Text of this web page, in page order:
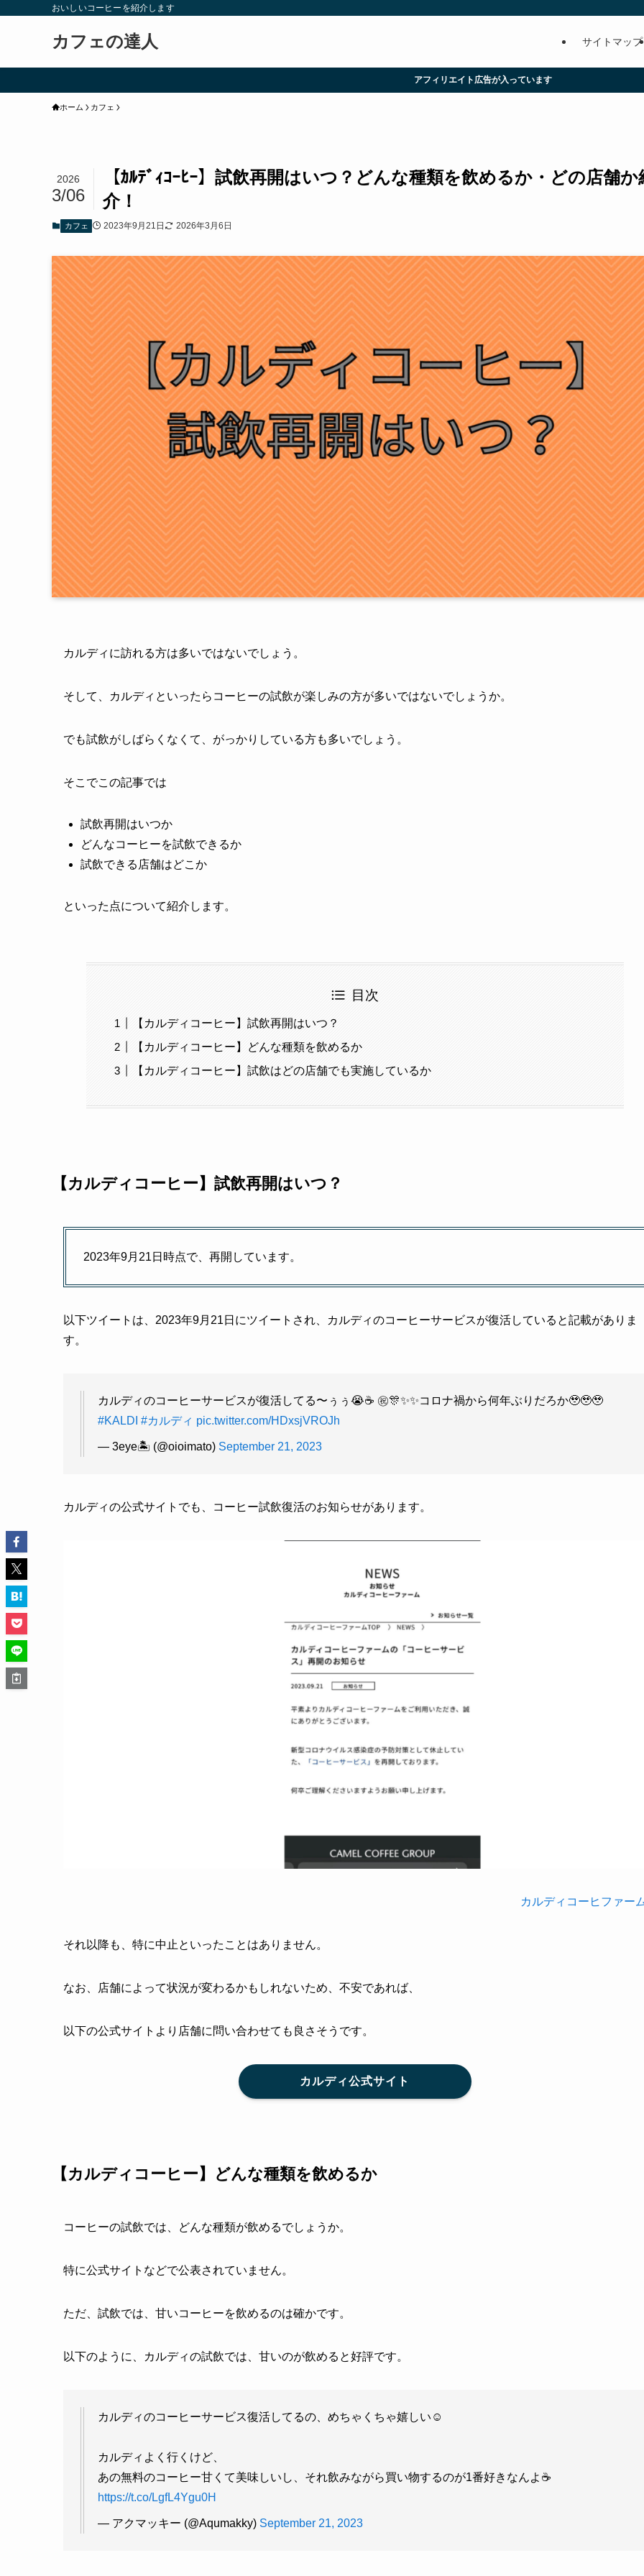
おいしいコーヒーを紹介します
カフェの達人 サイトマップ
アフィリエイト広告が入っています
ホーム カフェ
【ｶﾙﾃﾞｨｺｰﾋｰ】試飲再開はいつ？どんな種類を飲めるか・どの店舗か
介！
2026
3/06
カフェ 2023年9月21日 2026年3月6日
カルディに訪れる方は多いではないでしょう。
そして、カルディといったらコーヒーの試飲が楽しみの方が多いではないでしょうか。
でも試飲がしばらくなくて、がっかりしている方も多いでしょう。
そこでこの記事では
試飲再開はいつか
どんなコーヒーを試飲できるか
試飲できる店舗はどこか
といった点について紹介します。
目次
【カルディコーヒー】試飲再開はいつ？
【カルディコーヒー】どんな種類を飲めるか
【カルディコーヒー】試飲はどの店舗でも実施しているか
【カルディコーヒー】試飲再開はいつ？
2023年9月21日時点で、再開しています。
以下ツイートは、2023年9月21日にツイートされ、カルディのコーヒーサービスが復活していると記載がありま
す。
カルディのコーヒーサービスが復活してる〜ぅぅ😭☕️ ㊗️🎊✨✨コロナ禍から何年ぶりだろか🥹🥹🥹
#KALDI #カルディ pic.twitter.com/HDxsjVROJh
— 3eye🏝️ (@oioimato) September 21, 2023
カルディの公式サイトでも、コーヒー試飲復活のお知らせがあります。
カルディコーヒファー
それ以降も、特に中止といったことはありません。
なお、店舗によって状況が変わるかもしれないため、不安であれば、
以下の公式サイトより店舗に問い合わせても良さそうです。
カルディ公式サイト
【カルディコーヒー】どんな種類を飲めるか
コーヒーの試飲では、どんな種類が飲めるでしょうか。
特に公式サイトなどで公表されていません。
ただ、試飲では、甘いコーヒーを飲めるのは確かです。
以下のように、カルディの試飲では、甘いのが飲めると好評です。
カルディのコーヒーサービス復活してるの、めちゃくちゃ嬉しい☺️
カルディよく行くけど、
あの無料のコーヒー甘くて美味しいし、それ飲みながら買い物するのが1番好きなんよ☕️
https://t.co/LgfL4Ygu0H
— アクマッキー (@Aqumakky) September 21, 2023